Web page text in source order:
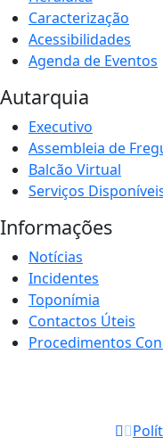
Caracterização
Acessibilidades
Agenda de Eventos
Autarquia
Executivo
Assembleia de
Balcão Virtual
Serviços
Informações
Notícias
Incidentes
Toponímia
Contactos Úteis
Procedimentos